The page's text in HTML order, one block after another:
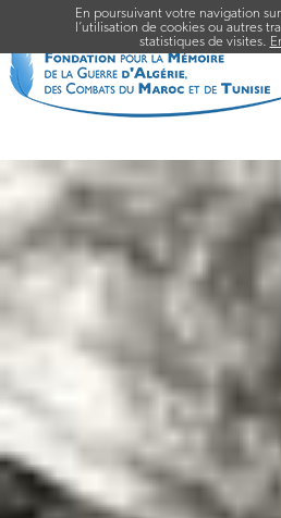
En poursuivant votre navigation
l’utilisation de cookies ou autres
statistiques de visites.